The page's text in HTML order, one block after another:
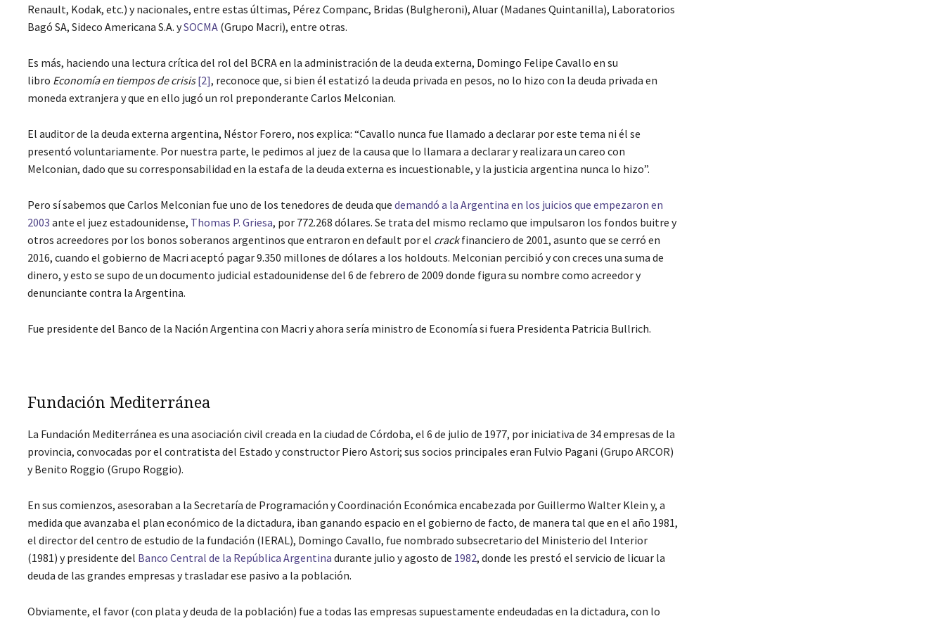
Renault, Kodak, etc.) y nacionales, entre estas últimas, Pérez Companc, Bridas (Bulgheroni), Aluar (Madanes Quintanilla), Laboratorios
Bagó SA, Sideco Americana S.A. ySOCMA (Grupo Macri), entre otras.
Es más, haciendo una lectura crítica del rol del BCRA en la administración de la deuda externa, Domingo Felipe Cavallo en su
libro Economía en tiempos de crisis [2], reconoce que, si bien él estatizó la deuda privada en pesos, no lo hizo con la deuda privada en
moneda extranjera y que en ello jugó un rol preponderante Carlos Melconian.
El auditor de la deuda externa argentina, Néstor Forero, nos explica: “Cavallo nunca fue llamado a declarar por este tema ni él se
presentó voluntariamente. Por nuestra parte, le pedimos al juez de la causa que lo llamara a declarar y realizara un careo con
Melconian, dado que su corresponsabilidad en la estafa de la deuda externa es incuestionable, y la justicia argentina nunca lo hizo”.
Pero sí sabemos que Carlos Melconian fue uno de los tenedores de deuda que demandó a la Argentina en los juicios que empezaron en
2003 ante el juez estadounidense, Thomas P. Griesa, por 772.268 dólares. Se trata del mismo reclamo que impulsaron los fondos buitre y
otros acreedores por los bonos soberanos argentinos que entraron en default por el crackfinanciero de 2001, asunto que se cerró en
2016, cuando el gobierno de Macri aceptó pagar 9.350 millones de dólares a los holdouts. Melconian percibió y con creces una suma de
dinero, y esto se supo de un documento judicial estadounidense del 6 de febrero de 2009 donde figura su nombre como acreedor y
denunciante contra la Argentina.
Fue presidente del Banco de la Nación Argentina con Macri y ahora sería ministro de Economía si fuera Presidenta Patricia Bullrich.
Fundación Mediterránea
La Fundación Mediterránea es una asociación civil creada en la ciudad de Córdoba, el 6 de julio de 1977, por iniciativa de 34 empresas de la
provincia, convocadas por el contratista del Estado y constructor Piero Astori; sus socios principales eran Fulvio Pagani (Grupo ARCOR)
y Benito Roggio (Grupo Roggio).
En sus comienzos, asesoraban a la Secretaría de Programación y Coordinación Económica encabezada por Guillermo Walter Klein y, a
medida que avanzaba el plan económico de la dictadura, iban ganando espacio en el gobierno de facto, de manera tal que en el año 1981,
el director del centro de estudio de la fundación (IERAL), Domingo Cavallo, fue nombrado subsecretario del Ministerio del Interior
(1981) y presidente del Banco Central de la República Argentina durante julio y agosto de 1982, donde les prestó el servicio de licuar la
deuda de las grandes empresas y trasladar ese pasivo a la población.
Obviamente, el favor (con plata y deuda de la población) fue a todas las empresas supuestamente endeudadas en la dictadura, con lo